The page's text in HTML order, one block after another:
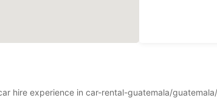
hire experience in car-rental-guatemala/